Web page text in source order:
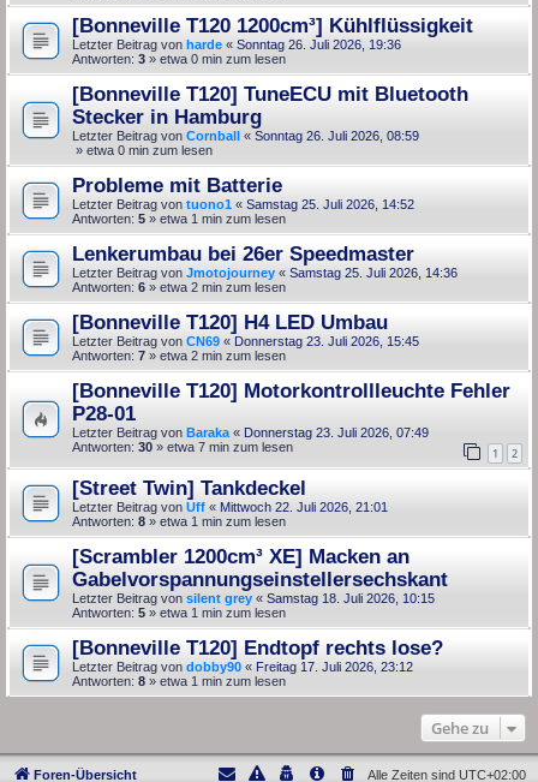
[Bonneville T120 1200cm³] Kühlflüssigkeit
Letzter Beitrag von harde « Sonntag 26. Juli 2026, 19:36
Antworten: 3 » etwa 0 min zum lesen
[Bonneville T120] TuneECU mit Bluetooth
Stecker in Hamburg
Letzter Beitrag von Cornball « Sonntag 26. Juli 2026, 08:59
» etwa 0 min zum lesen
Probleme mit Batterie
Letzter Beitrag von tuono1 « Samstag 25. Juli 2026, 14:52
Antworten: 5 » etwa 1 min zum lesen
Lenkerumbau bei 26er Speedmaster
Letzter Beitrag von Jmotojourney « Samstag 25. Juli 2026, 14:36
Antworten: 6 » etwa 2 min zum lesen
[Bonneville T120] H4 LED Umbau
Letzter Beitrag von CN69 « Donnerstag 23. Juli 2026, 15:45
Antworten: 7 » etwa 2 min zum lesen
[Bonneville T120] Motorkontrollleuchte Fehler
P28-01
Letzter Beitrag von Baraka « Donnerstag 23. Juli 2026, 07:49
Antworten: 30 1 2
» etwa 7 min zum lesen
[Street Twin] Tankdeckel
Letzter Beitrag von Uff « Mittwoch 22. Juli 2026, 21:01
Antworten: 8 » etwa 1 min zum lesen
[Scrambler 1200cm³ XE] Macken an
Gabelvorspannungseinstellersechskant
Letzter Beitrag von silent grey « Samstag 18. Juli 2026, 10:15
Antworten: 5 » etwa 1 min zum lesen
[Bonneville T120] Endtopf rechts lose?
Letzter Beitrag von dobby90 « Freitag 17. Juli 2026, 23:12
Antworten: 8 » etwa 1 min zum lesen
Gehe zu
Foren-Übersicht Alle Zeiten sind UTC+02:00